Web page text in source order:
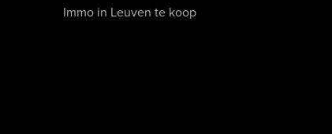
Immo in Leuven te koop